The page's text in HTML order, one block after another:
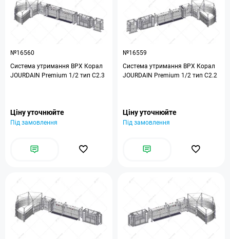
№16560
Система утримання ВРХ Корал
JOURDAIN Premium 1/2 тип C2.3
Ціну уточнюйте
Під замовлення
№16559
Система утримання ВРХ Корал
JOURDAIN Premium 1/2 тип C2.2
Ціну уточнюйте
Під замовлення